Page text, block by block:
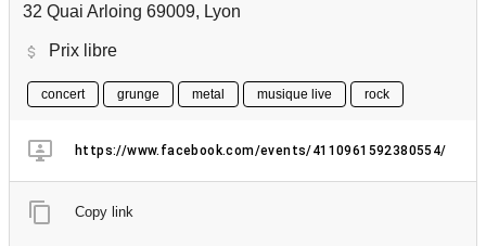
32 Quai Arloing 69009, Lyon
Prix libre
concert grunge metal musique live rock
https://www.facebook.com/events/4110961592380554/
Copy link